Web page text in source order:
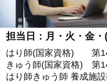
担当日：月・火・金・
はり師(国家資格) 第
きゅう師(国家資格) 第
はり師きゅう師 養成施